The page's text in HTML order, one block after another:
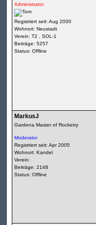
Administrator
Registriert seit: Aug 2000
Wohnort: Neustadt
Verein: T2 , SOL-1
Beiträge: 5257
Status: Offline
MarkusJ
Gardena Master of Rocketry
Moderator
Registriert seit: Apr 2005
Wohnort: Kandel
Verein:
Beiträge: 2148
Status: Offline